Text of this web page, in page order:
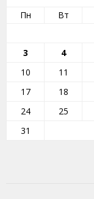
Пн
Вт
3
4
10
11
17
18
24
25
31